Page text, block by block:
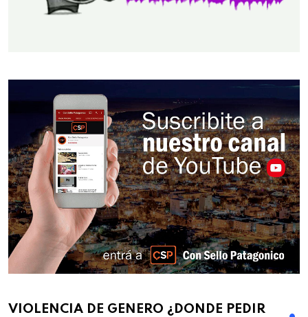
VIOLENCIA DE GENERO ¿DONDE PEDIR